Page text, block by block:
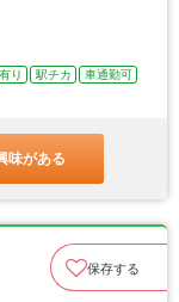
り 駅チカ
車通勤可
味がある
保存する